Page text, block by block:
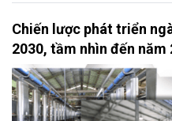
Chiến lược phát triển
2030, tầm nhìn đến năm